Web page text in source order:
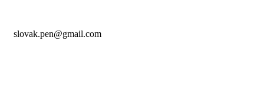
slovak.pen@gmail.com